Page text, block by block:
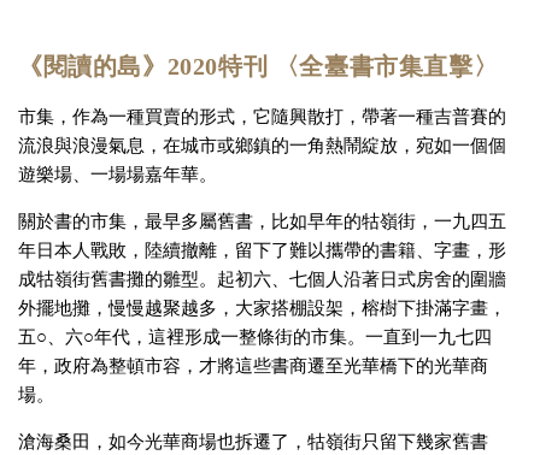
《閱讀的島》2020特刊 〈全臺書市集直擊〉
市集，作為一種買賣的形式，它隨興散打，帶著一種吉普賽的
流浪與浪漫氣息，在城市或鄉鎮的一角熱鬧綻放，宛如一個個
遊樂場、一場場嘉年華。
關於書的市集，最早多屬舊書，比如早年的牯嶺街，一九四五
年日本人戰敗，陸續撤離，留下了難以攜帶的書籍、字畫，形
成牯嶺街舊書攤的雛型。起初六、七個人沿著日式房舍的圍牆
外擺地攤，慢慢越聚越多，大家搭棚設架，榕樹下掛滿字畫，
五○、六○年代，這裡形成一整條街的市集。一直到一九七四
年，政府為整頓市容，才將這些書商遷至光華橋下的光華商
場。
滄海桑田，如今光華商場也拆遷了，牯嶺街只留下幾家舊書